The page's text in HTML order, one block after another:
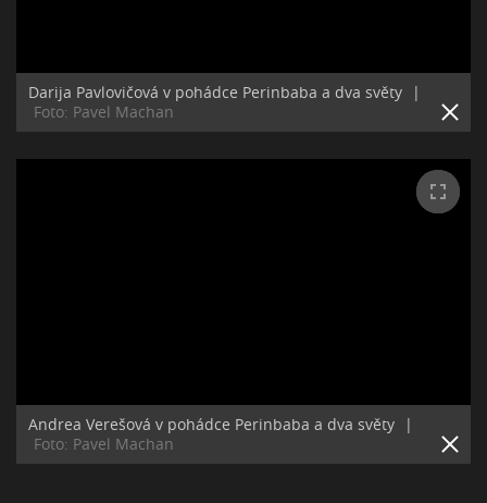
Darija Pavlovičová v pohádce Perinbaba a dva světy
|
Foto: Pavel Machan
Andrea Verešová v pohádce Perinbaba a dva světy
|
Foto: Pavel Machan